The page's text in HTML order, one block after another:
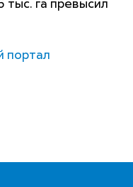
га превысил
портал